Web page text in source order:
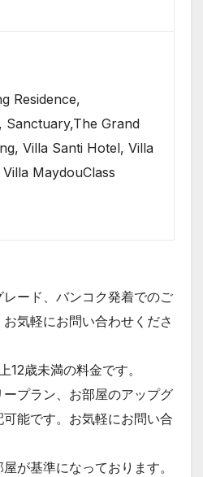
Residence,
Sanctuary,The Grand
Villa Santi Hotel, Villa
MaydouClass
ード、バンコク発着でのご
気軽にお問い合わせくださ
12歳未満の料金です。
プラン、お部屋のアップグ
能です。お気軽にお問い合
が基準になっております。